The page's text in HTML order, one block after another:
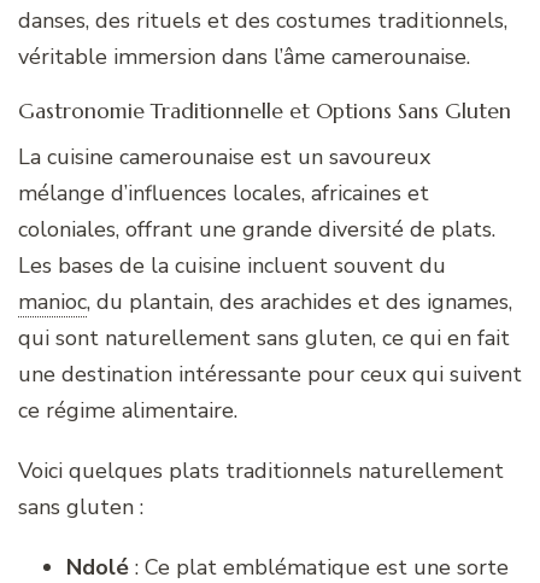
danses, des rituels et des costumes traditionnels,
véritable immersion dans l’âme camerounaise.
Gastronomie Traditionnelle et Options Sans Gluten
La cuisine camerounaise est un savoureux
mélange d’influences locales, africaines et
coloniales, offrant une grande diversité de plats.
Les bases de la cuisine incluent souvent du
manioc, du plantain, des arachides et des ignames,
qui sont naturellement sans gluten, ce qui en fait
une destination intéressante pour ceux qui suivent
ce régime alimentaire.
Voici quelques plats traditionnels naturellement
sans gluten :
Ndolé : Ce plat emblématique est une sorte